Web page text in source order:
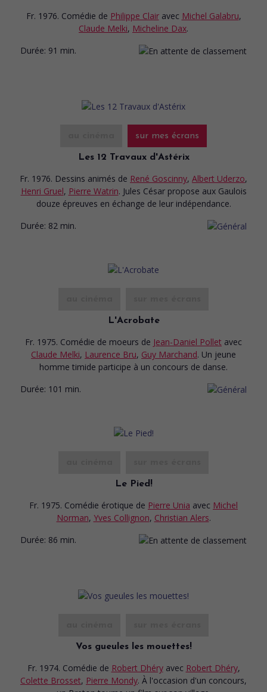
Fr. 1976. Comédie de Philippe Clair avec Michel Galabru,
Claude Melki, Micheline Dax.
Durée: 91 min.
sur mes écrans
Les 12 Travaux d'Astérix
Fr. 1976. Dessins animés de René Goscinny, Albert Uderzo,
Henri Gruel, Pierre Watrin. Jules César propose aux Gaulois
douze épreuves en échange de leur indépendance.
Durée: 82 min.
L'Acrobate
Fr. 1975. Comédie de moeurs de Jean-Daniel Pollet avec
Claude Melki, Laurence Bru, Guy Marchand. Un jeune
homme timide participe à un concours de danse.
Durée: 101 min.
Le Pied!
Fr. 1975. Comédie érotique de Pierre Unia avec Michel
Norman, Yves Collignon, Christian Alers.
Durée: 86 min.
Vos gueules les mouettes!
Fr. 1974. Comédie de Robert Dhéry avec Robert Dhéry,
Colette Brosset, Pierre Mondy. À l'occasion d'un concours,